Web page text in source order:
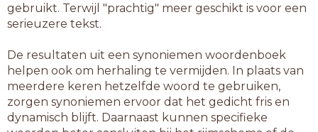
gebruikt. Terwijl "prachtig" meer geschikt is voor een
serieuzere tekst.
De resultaten uit een synoniemen woordenboek
helpen ook om herhaling te vermijden. In plaats van
meerdere keren hetzelfde woord te gebruiken,
zorgen synoniemen ervoor dat het gedicht fris en
dynamisch blijft. Daarnaast kunnen specifieke